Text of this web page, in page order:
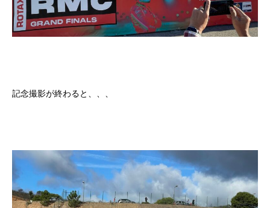
記念撮影が終わると、、、